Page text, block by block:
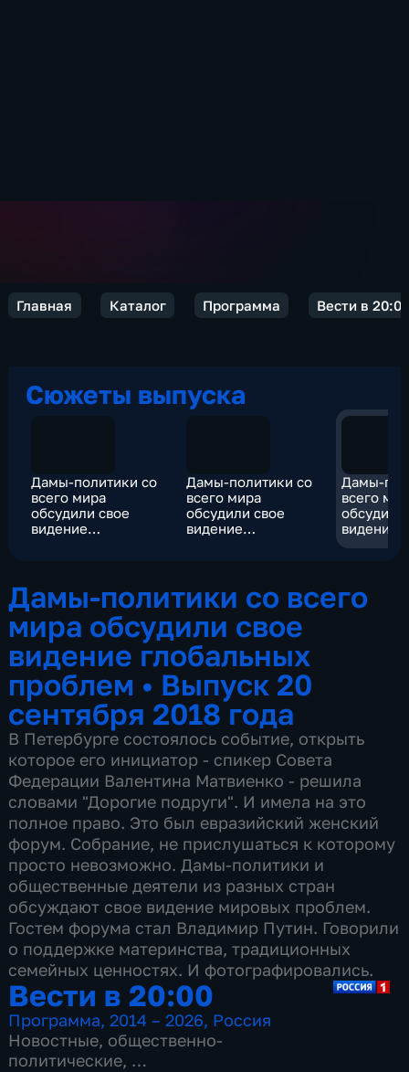
Главная Каталог Программа Вести в 20:00
Сюжеты выпуска
Дамы-политики со
всего мира
обсудили свое
видение
Дамы-политики со
всего мира
обсудили свое
видение
Дамы-
всего
обсудили
видение
Дамы-политики со всего
мира обсудили свое
видение глобальных
проблем • Выпуск 20
сентября 2018 года
В Петербурге состоялось событие, открыть
которое его инициатор - спикер Совета
Федерации Валентина Матвиенко - решила
словами "Дорогие подруги". И имела на это
полное право. Это был евразийский женский
форум. Собрание, не прислушаться к которому
просто невозможно. Дамы-политики и
общественные деятели из разных стран
обсуждают свое видение мировых проблем.
Гостем форума стал Владимир Путин. Говорили
о поддержке материнства, традиционных
семейных ценностях. И фотографировались.
Вести в 20:00
Программа,2014 – 2026, Россия
Новостные, общественно-
политические,